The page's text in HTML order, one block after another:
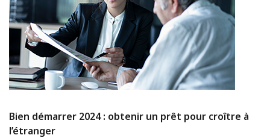
Bien démarrer 2024 : obtenir un prêt pour croître à
l’étranger